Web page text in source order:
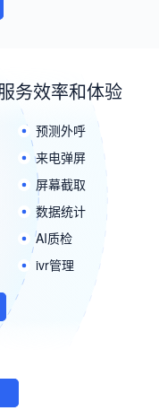
务效率和体验
预测外呼
来电弹屏
屏幕截取
数据统计
AI质检
ivr管理